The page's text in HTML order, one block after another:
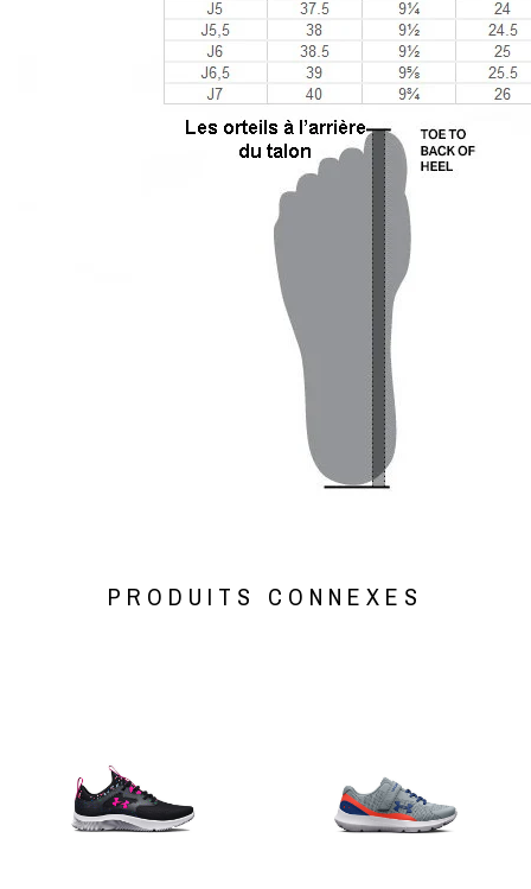
PRODUITS CONNEXES